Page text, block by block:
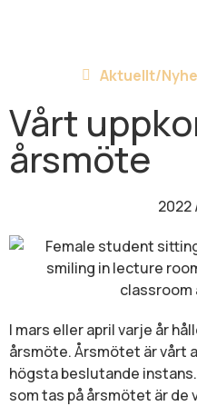
Aktuellt/
Vårt
årsmöte
2022
I mars eller april varje år
årsmöte. Årsmötet är vårt
högsta beslutande
som tas på årsmötet är